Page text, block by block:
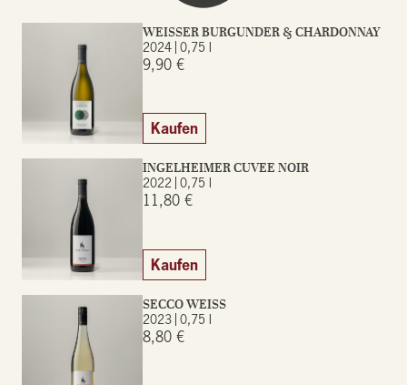
WEISSER BURGUNDER & CHARDONNAY
2024 0,75 l
9,90 €
Kaufen
INGELHEIMER CUVEE NOIR
2022 0,75 l
11,80 €
Kaufen
SECCO WEISS
2023 0,75 l
8,80 €